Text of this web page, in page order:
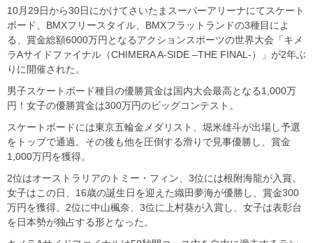
10月29日から30日にかけてさいたまスーパーアリーナにてスケート
ボード、BMXフリースタイル、BMXフラットランドの3種目によ
る、賞金総額6000万円となるアクションスポーツの世界大会「キメ
ラAサイドファイナル（CHIMERA A-SIDE –THE FINAL-）」が2年ぶ
りに開催された。
男子スケートボード種目の優勝賞金は国内大会最高となる1,000万
円！女子の優勝賞金は300万円のビッグコンテスト。
スケートボードには東京五輪金メダリスト、堀米雄斗が出場し予選
をトップで通過。その後も他を圧倒する滑りで見事優勝し、賞金
1,000万円を獲得。
2位はオーストラリアのトミー・フィン、3位には根附海龍が入賞。
女子はこの日、16歳の誕生日を迎えた織田夢海が優勝し、賞金300
万円を獲得。2位に中山楓奈、3位に上村葵が入賞し、女子は表彰台
を日本勢が独占する形となった。